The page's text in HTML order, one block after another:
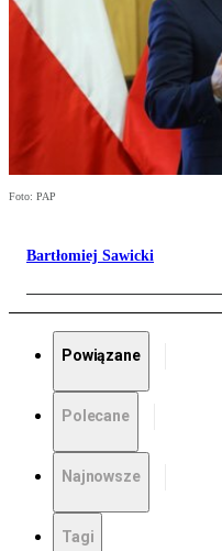
Foto: PAP
Bartłomiej Sawicki
Powiązane
Polecane
Najnowsze
Tagi